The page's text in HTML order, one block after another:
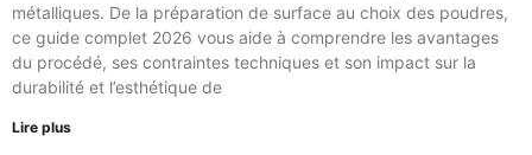
métalliques. De la préparation de surface au choix des poudres,
ce guide complet 2026 vous aide à comprendre les avantages
du procédé, ses contraintes techniques et son impact sur la
durabilité et l’esthétique de
Lire plus